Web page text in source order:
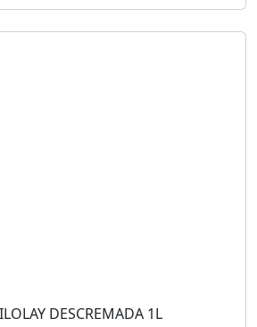
DESCREMADA 1L